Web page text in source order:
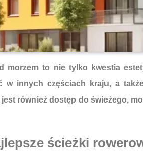
morzem to nie tylko kwestia
w innych częściach kraju, a
również dostęp do świeżego,
ścieżki